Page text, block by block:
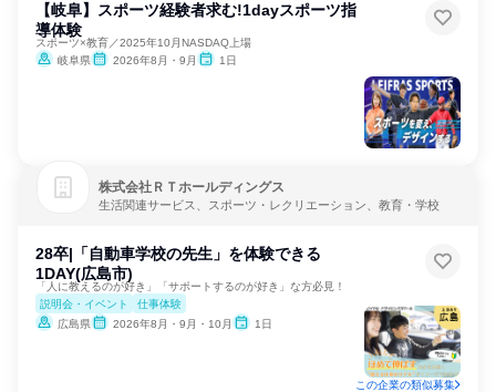
【岐阜】スポーツ経験者求む!1dayスポーツ指
導体験
スポーツ×教育／2025年10月NASDAQ上場
岐阜県
2026年8月・9月 1日
株式会社ＲＴホールディングス
生活関連サービス、スポーツ・レクリエーション、教育・学校
28卒|「自動車学校の先生」を体験できる
1DAY(広島市)
「人に教えるのが好き」「サポートするのが好き」な方必見！
説明会・イベント
仕事体験
広島県
2026年8月・9月・10月 1日
この企業の類似募集